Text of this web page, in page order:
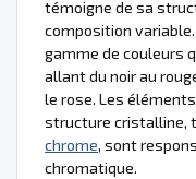
témoigne de sa
composition
gamme de couleurs
allant du noir au
le rose. Les
structure cristalline,
chrome, sont
chromatique.